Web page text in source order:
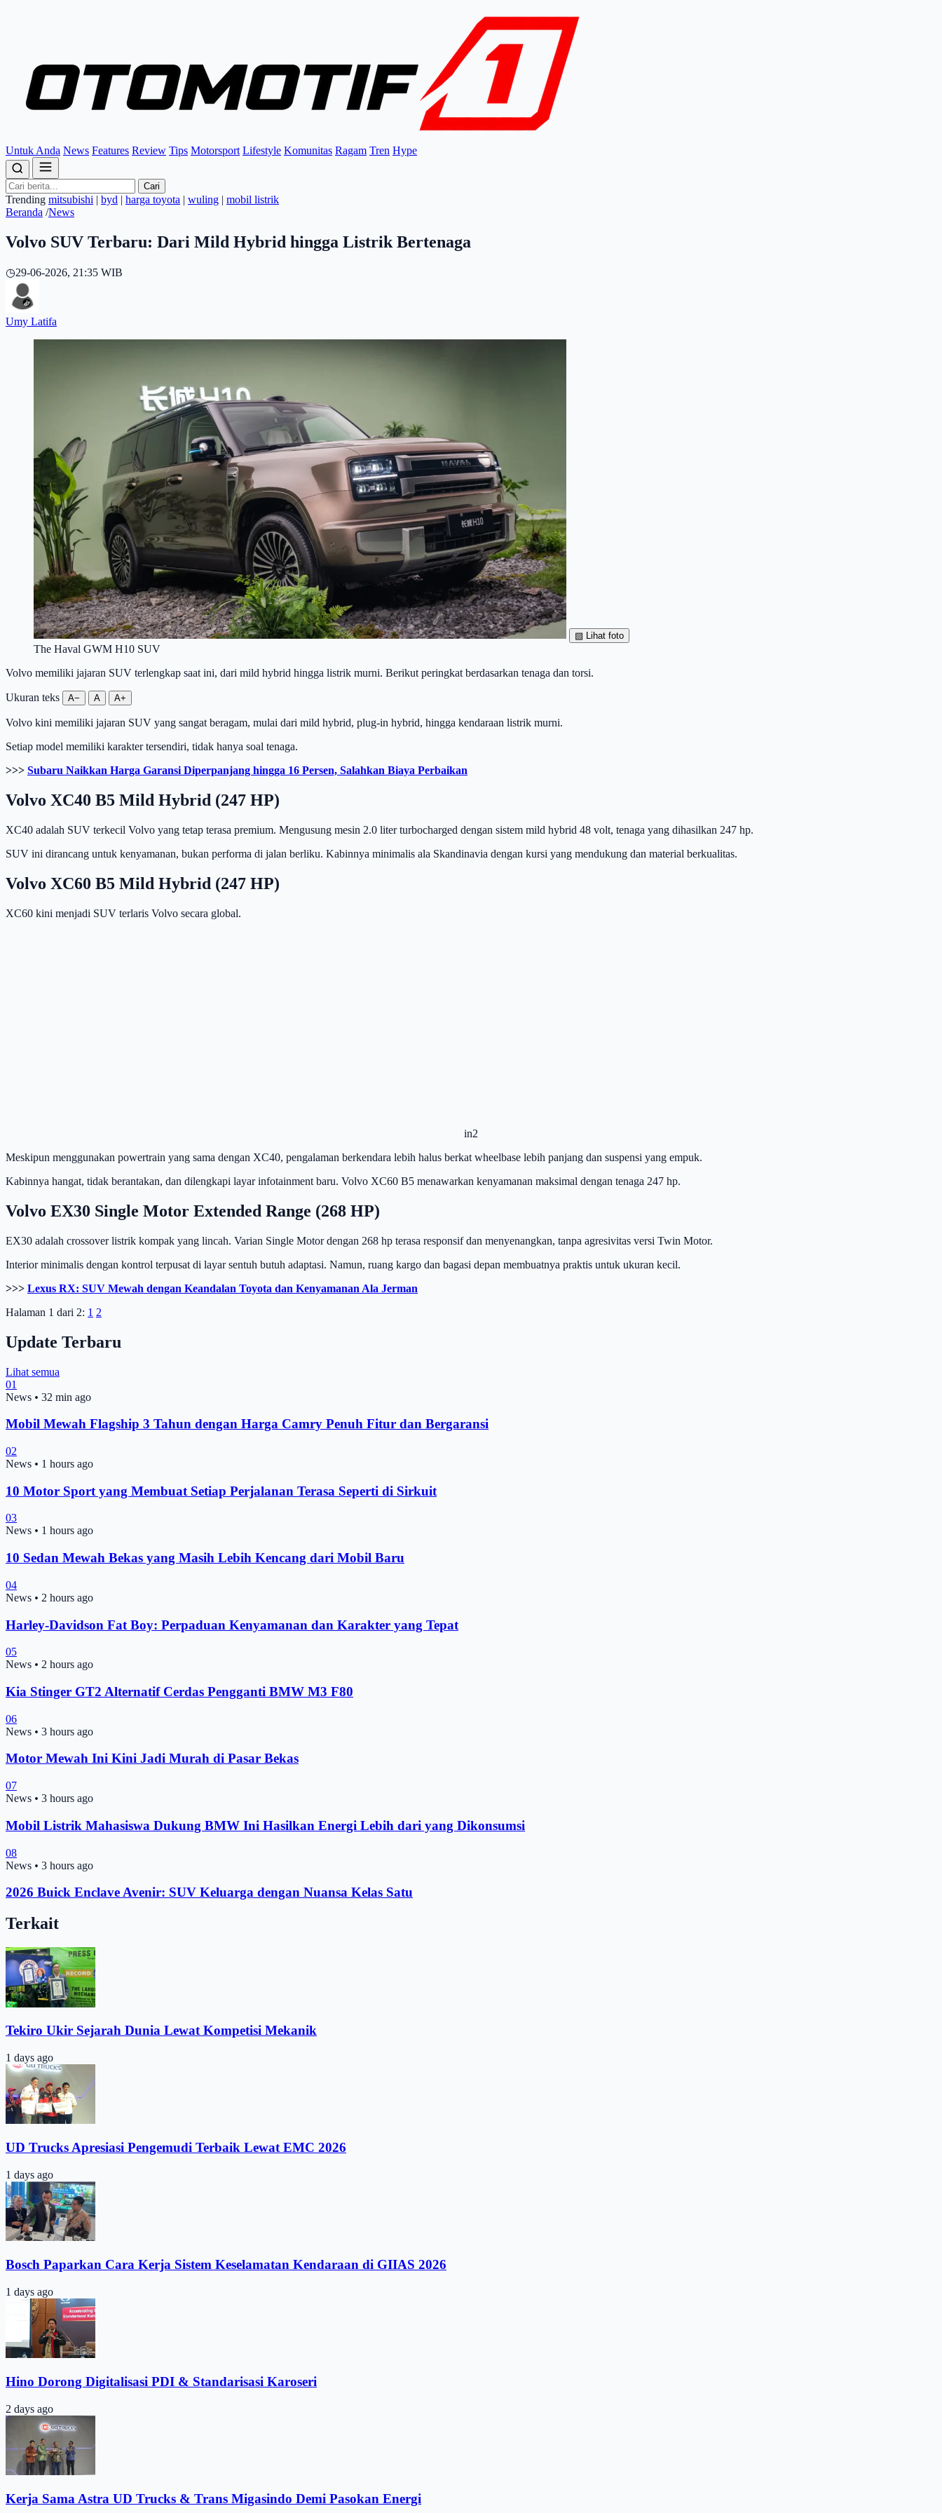
Untuk Anda News Features Review Tips Motorsport Lifestyle Komunitas Ragam Tren Hype
Cari
Trending mitsubishi | byd | harga toyota | wuling | mobil listrik
Beranda /News
Volvo SUV Terbaru: Dari Mild Hybrid hingga Listrik Bertenaga
◷29-06-2026, 21:35 WIB
Umy Latifa
▧ Lihat foto
The Haval GWM H10 SUV
Volvo memiliki jajaran SUV terlengkap saat ini, dari mild hybrid hingga listrik murni. Berikut peringkat berdasarkan tenaga dan torsi.
Ukuran teks A− A A+
Volvo kini memiliki jajaran SUV yang sangat beragam, mulai dari mild hybrid, plug-in hybrid, hingga kendaraan listrik murni.
Setiap model memiliki karakter tersendiri, tidak hanya soal tenaga.
>>> Subaru Naikkan Harga Garansi Diperpanjang hingga 16 Persen, Salahkan Biaya Perbaikan
Volvo XC40 B5 Mild Hybrid (247 HP)
XC40 adalah SUV terkecil Volvo yang tetap terasa premium. Mengusung mesin 2.0 liter turbocharged dengan sistem mild hybrid 48 volt, tenaga yang dihasilkan 247 hp.
SUV ini dirancang untuk kenyamanan, bukan performa di jalan berliku. Kabinnya minimalis ala Skandinavia dengan kursi yang mendukung dan material berkualitas.
Volvo XC60 B5 Mild Hybrid (247 HP)
XC60 kini menjadi SUV terlaris Volvo secara global.
in2
Meskipun menggunakan powertrain yang sama dengan XC40, pengalaman berkendara lebih halus berkat wheelbase lebih panjang dan suspensi yang empuk.
Kabinnya hangat, tidak berantakan, dan dilengkapi layar infotainment baru. Volvo XC60 B5 menawarkan kenyamanan maksimal dengan tenaga 247 hp.
Volvo EX30 Single Motor Extended Range (268 HP)
EX30 adalah crossover listrik kompak yang lincah. Varian Single Motor dengan 268 hp terasa responsif dan menyenangkan, tanpa agresivitas versi Twin Motor.
Interior minimalis dengan kontrol terpusat di layar sentuh butuh adaptasi. Namun, ruang kargo dan bagasi depan membuatnya praktis untuk ukuran kecil.
>>> Lexus RX: SUV Mewah dengan Keandalan Toyota dan Kenyamanan Ala Jerman
Halaman 1 dari 2: 1 2
Update Terbaru
Lihat semua
01
News • 32 min ago
Mobil Mewah Flagship 3 Tahun dengan Harga Camry Penuh Fitur dan Bergaransi
02
News • 1 hours ago
10 Motor Sport yang Membuat Setiap Perjalanan Terasa Seperti di Sirkuit
03
News • 1 hours ago
10 Sedan Mewah Bekas yang Masih Lebih Kencang dari Mobil Baru
04
News • 2 hours ago
Harley-Davidson Fat Boy: Perpaduan Kenyamanan dan Karakter yang Tepat
05
News • 2 hours ago
Kia Stinger GT2 Alternatif Cerdas Pengganti BMW M3 F80
06
News • 3 hours ago
Motor Mewah Ini Kini Jadi Murah di Pasar Bekas
07
News • 3 hours ago
Mobil Listrik Mahasiswa Dukung BMW Ini Hasilkan Energi Lebih dari yang Dikonsumsi
08
News • 3 hours ago
2026 Buick Enclave Avenir: SUV Keluarga dengan Nuansa Kelas Satu
Terkait
Tekiro Ukir Sejarah Dunia Lewat Kompetisi Mekanik
1 days ago
UD Trucks Apresiasi Pengemudi Terbaik Lewat EMC 2026
1 days ago
Bosch Paparkan Cara Kerja Sistem Keselamatan Kendaraan di GIIAS 2026
1 days ago
Hino Dorong Digitalisasi PDI & Standarisasi Karoseri
2 days ago
Kerja Sama Astra UD Trucks & Trans Migasindo Demi Pasokan Energi